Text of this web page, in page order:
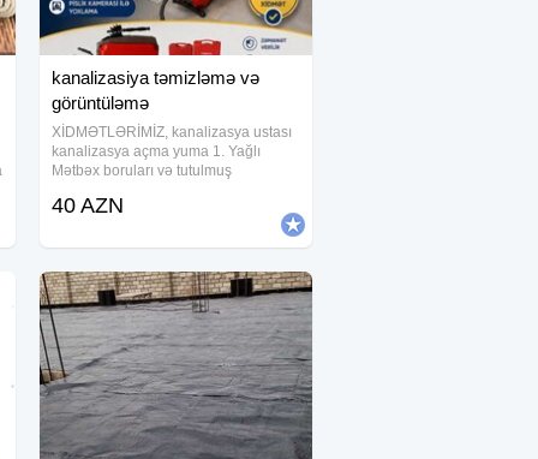
kanalizasiya təmizləmə və
görüntüləmə
XİDMƏTLƏRİMİZ, kanalizasya ustası
kanalizasya açma yuma 1. Yağlı
Mətbəx boruları və tutulmuş
avadanlığı vasitəsiylə açılması və
Restorant, Otel və Biznes
40 AZN